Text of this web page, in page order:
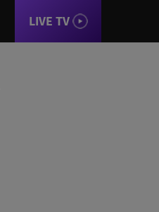
LIVE TV